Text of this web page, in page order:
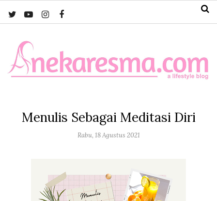
Menulis Sebagai Meditasi Diri
Rabu, 18 Agustus 2021